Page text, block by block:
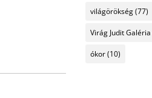
világörökség(77)
Virág Judit Galéria
ókor(10)